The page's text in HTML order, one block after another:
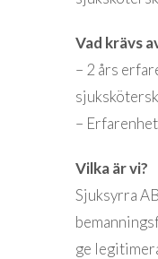
Vad krävs
– 2 års
–
Vilka är vi?
Sjuksyrra
ge